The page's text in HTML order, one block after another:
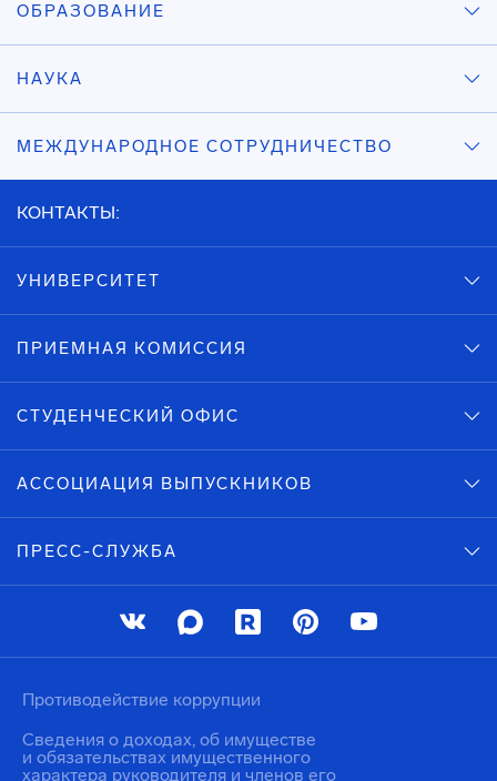
ОБРАЗОВАНИЕ
НАУКА
МЕЖДУНАРОДНОЕ СОТРУДНИЧЕСТВО
КОНТАКТЫ:
УНИВЕРСИТЕТ
ПРИЕМНАЯ КОМИССИЯ
СТУДЕНЧЕСКИЙ ОФИС
АССОЦИАЦИЯ ВЫПУСКНИКОВ
ПРЕСС-СЛУЖБА
Противодействие коррупции
Сведения о доходах, об имуществе
и обязательствах имущественного
характера руководителя и членов его